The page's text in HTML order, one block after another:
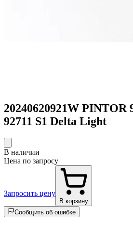
20240620921W PINTOR
92711 S1 Delta Light
В наличии
Цена по запросу
Запросить цену
В корзину
Сообщить об ошибке